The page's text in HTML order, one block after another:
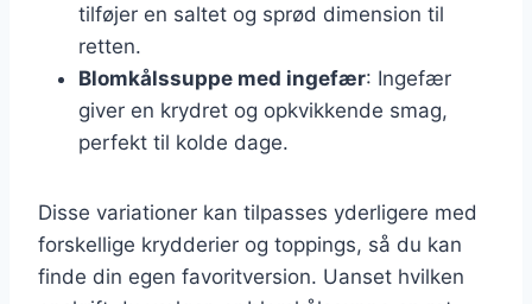
tilføjer en saltet og sprød dimension til
retten.
Blomkålssuppe med ingefær: Ingefær
giver en krydret og opkvikkende smag,
perfekt til kolde dage.
Disse variationer kan tilpasses yderligere med
forskellige krydderier og toppings, så du kan
finde din egen favoritversion. Uanset hvilken